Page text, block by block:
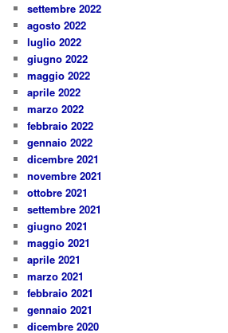
settembre 2022
agosto 2022
luglio 2022
giugno 2022
maggio 2022
aprile 2022
marzo 2022
febbraio 2022
gennaio 2022
dicembre 2021
novembre 2021
ottobre 2021
settembre 2021
giugno 2021
maggio 2021
aprile 2021
marzo 2021
febbraio 2021
gennaio 2021
dicembre 2020